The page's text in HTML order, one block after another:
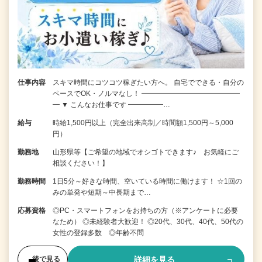
仕事内容
スキマ時間にコツコツ稼ぎたい方へ。 自宅でできる・自分の
ペースでOK・ノルマなし！ ━━━━━━━━━━━━━━
━ ▼ こんなお仕事です ━━━━━…
給与
時給1,500円以上（完全出来高制／時間額1,500円～5,000
円）
勤務地
山形県等【ご希望の地域でオシゴトできます♪ お気軽にご
相談ください！】
勤務時間
1日5分～好きな時間、空いている時間に働けます！ ☆1回の
みの単発や短期～中長期まで…
応募資格
◎PC・スマートフォンをお持ちの方（※アンケートに必要
なため） ◎未経験者大歓迎！ ◎20代、30代、40代、50代の
女性の登録多数 ◎年齢不問
後で見る 詳細を見る